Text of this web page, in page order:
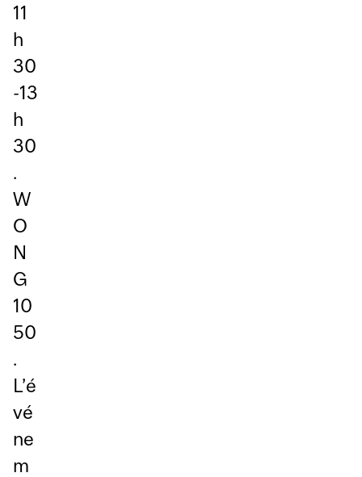
11
h
30
-13
h
30
.
W
O
N
G
10
50
.
L’é
vé
ne
m